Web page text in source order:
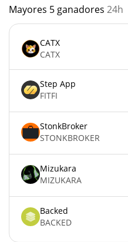
Mayores 5 ganadores 24h
CATX
CATX
Step App
FITFI
StonkBroker
STONKBROKER
Mizukara
MIZUKARA
Backed
BACKED